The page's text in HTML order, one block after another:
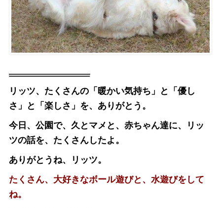
リッツ、たくさんの「暖かい気持ち」と「優し
さ」と「楽しさ」を、ありがとう。
今日、公園で、久とマメと、赤ちゃん達に、リッ
ツの話を、たくさんしたよ。
ありがとうね、リッツ。
たくさん、大好きなボール遊びと、水遊びをして
ね。